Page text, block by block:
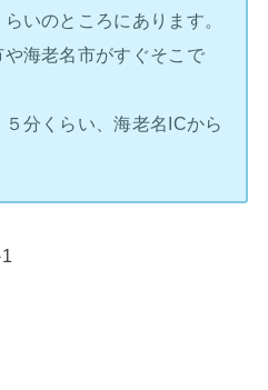
いのところにあります。
海老名市がすぐそこで
分くらい、海老名ICから